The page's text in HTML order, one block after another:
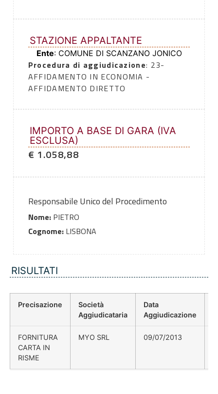
STAZIONE APPALTANTE
Ente: COMUNE DI SCANZANO JONICO
Procedura di aggiudicazione: 23-
AFFIDAMENTO IN ECONOMIA -
AFFIDAMENTO DIRETTO
IMPORTO A BASE DI GARA (IVA
ESCLUSA)
€ 1.058,88
Responsabile Unico del Procedimento
Nome:PIETRO
Cognome:LISBONA
RISULTATI
Precisazione
Società
Aggiudicataria
Data
Aggiudicazione
FORNITURA
CARTA IN
RISME
MYO SRL 09/07/2013